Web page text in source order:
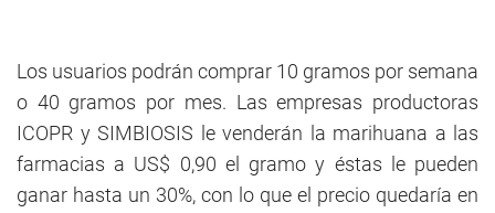
Los usuarios podrán comprar 10 gramos por semana
o 40 gramos por mes. Las empresas productoras
ICOPR y SIMBIOSIS le venderán la marihuana a las
farmacias a US$ 0,90 el gramo y éstas le pueden
ganar hasta un 30%, con lo que el precio quedaría en